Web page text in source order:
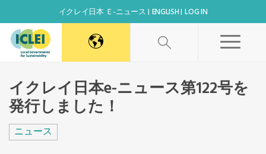
イクレイ日本 Ｅ-ニュース ENGLISH LOG IN
World Secretariat
Africa Secretariat
イクレイ日本e-ニュース第122号を
発行しました！
ニュース